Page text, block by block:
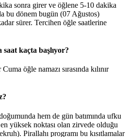
sonra girer ve öğlene 5-10 dakika
bu dönem bugün (07 Ağustos)
sürer. Tercihen öğle saatlerine
saat kaçta başlıyor?
öğle namazı sırasında kılınır
hem de gün batımında ufku
yüksek noktası olan zirvede olduğu
Pirallahı programı bu kısıtlamalar